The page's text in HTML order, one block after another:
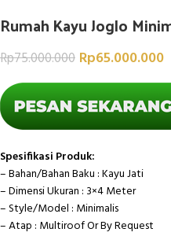
Rumah Kayu Joglo
Rp75.000.000 Rp65.000.000
Spesifikasi Produk:
– Bahan/Bahan Baku : Kayu Jati
– Dimensi Ukuran : 3×4 Meter
– Style/Model : Minimalis
– Atap : Multiroof Or By Request